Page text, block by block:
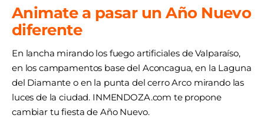
Animate a pasar un Año Nuevo
diferente
En lancha mirando los fuego artificiales de Valparaíso,
en los campamentos base del Aconcagua, en la Laguna
del Diamante o en la punta del cerro Arco mirando las
luces de la ciudad. INMENDOZA.com te propone
cambiar tu fiesta de Año Nuevo.